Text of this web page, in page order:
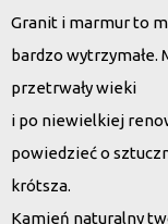
Granit i marmur to
bardzo wytrzymałe.
przetrwały wieki
i po niewielkiej
powiedzieć o
krótsza.
Kamień naturalny